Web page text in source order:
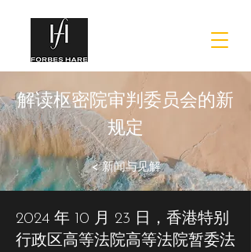
解读枢密院审判委员会的新
规定
< 新闻与见解
2024 年 10 月 23 日，香港特别
行政区高等法院高等法院暂委法